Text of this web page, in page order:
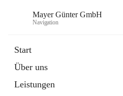
Mayer Günter GmbH
Navigation
Start
Über uns
Leistungen
Artikel
in